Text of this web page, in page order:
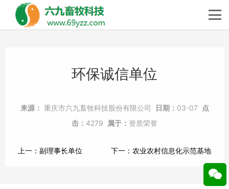
环保诚信单位
来源： 重庆市六九畜牧科技股份有限公司 日期： 03-07
点
击： 4279 属于： 资质荣誉
上一： 副理事长单位 下一： 农业农村信息化示范基地